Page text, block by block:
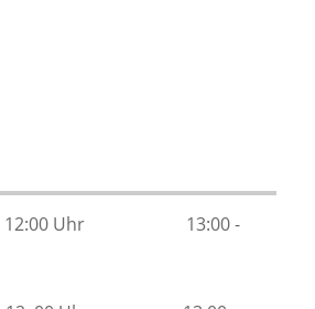
- 12:00 Uhr 13:00 -